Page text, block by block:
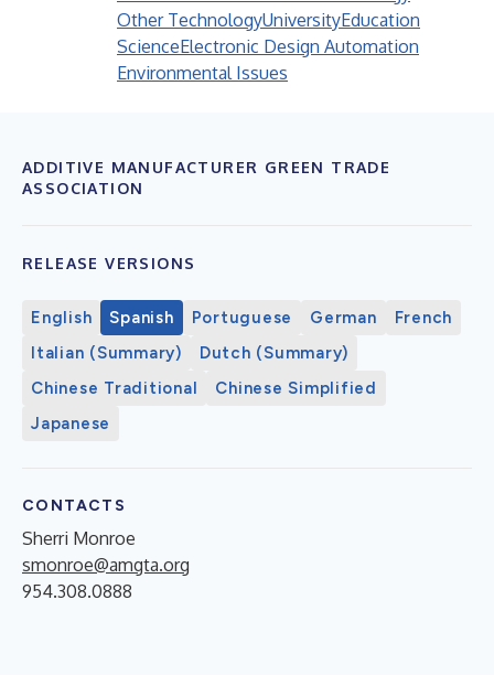
Other TechnologyUniversityEducation
ScienceElectronic Design Automation
Environmental Issues
ADDITIVE MANUFACTURER GREEN TRADE
ASSOCIATION
RELEASE VERSIONS
English Spanish Portuguese German
French
Italian (Summary)
Dutch (Summary)
Chinese Traditional
Chinese Simplified
Japanese
CONTACTS
Sherri Monroe
smonroe@amgta.org
954.308.0888